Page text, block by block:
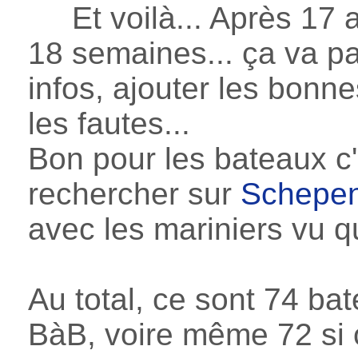
Et voilà... Après 17
18 semaines... ça va
infos, ajouter les
les fautes...
Bon pour les bateaux
rechercher sur
avec les mariniers vu
Au total, ce sont 74
BàB, voire même 72